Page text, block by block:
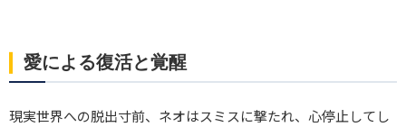
愛による復活と覚醒
現実世界への脱出寸前、ネオはスミスに撃たれ、心停止してし